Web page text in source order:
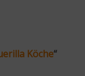
Köche“